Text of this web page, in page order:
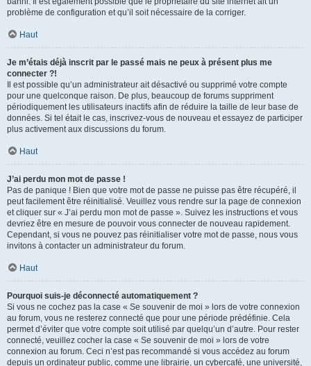
problème de configuration et qu’il soit nécessaire de la corriger.
Haut
Je m’étais déjà inscrit par le passé mais ne peux à présent plus me
connecter ?!
Il est possible qu’un administrateur ait désactivé ou supprimé votre compte
pour une quelconque raison. De plus, beaucoup de forums suppriment
périodiquement les utilisateurs inactifs afin de réduire la taille de leur base de
données. Si tel était le cas, inscrivez-vous de nouveau et essayez de participer
plus activement aux discussions du forum.
Haut
J’ai perdu mon mot de passe !
Pas de panique ! Bien que votre mot de passe ne puisse pas être récupéré, il
peut facilement être réinitialisé. Veuillez vous rendre sur la page de connexion
et cliquer sur « J’ai perdu mon mot de passe ». Suivez les instructions et vous
devriez être en mesure de pouvoir vous connecter de nouveau rapidement.
Cependant, si vous ne pouvez pas réinitialiser votre mot de passe, nous vous
invitons à contacter un administrateur du forum.
Haut
Pourquoi suis-je déconnecté automatiquement ?
Si vous ne cochez pas la case « Se souvenir de moi » lors de votre connexion
au forum, vous ne resterez connecté que pour une période prédéfinie. Cela
permet d’éviter que votre compte soit utilisé par quelqu’un d’autre. Pour rester
connecté, veuillez cocher la case « Se souvenir de moi » lors de votre
connexion au forum. Ceci n’est pas recommandé si vous accédez au forum
depuis un ordinateur public, comme une librairie, un cybercafé, une université,